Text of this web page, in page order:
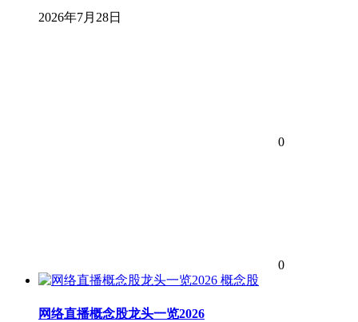
2026年7月28日
0
0
概念股
网络直播概念股龙头一览2026